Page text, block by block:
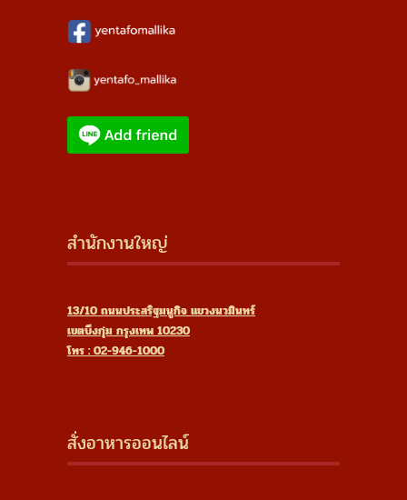
สำนักงานใหญ่
13/10 ถนนประสริฐมนูกิจ แขวงนวมินทร์
เขตบึงกุ่ม กรุงเทพ 10230
โทร : 02-946-1000
สั่งอาหารออนไลน์